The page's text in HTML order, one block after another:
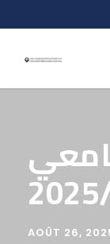
AOÛT 26,